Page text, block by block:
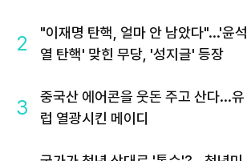
2
"이재명 탄핵, 얼마 안 남았다"...'윤석
열 탄핵' 맞힌 무당, '성지글' 등장
3
중국산 에어콘을 웃돈 주고 산다...유
럽 열광시킨 메이디